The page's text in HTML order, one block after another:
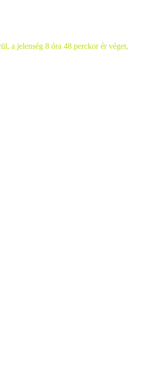
a jelenség 8 óra 48 perckor ér véget,